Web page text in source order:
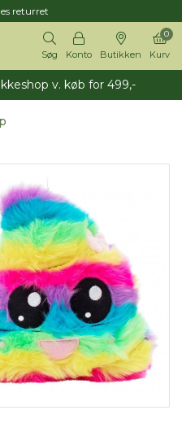
returret
Søg Konto Butikken Kurv
0
v. køb for 499,-